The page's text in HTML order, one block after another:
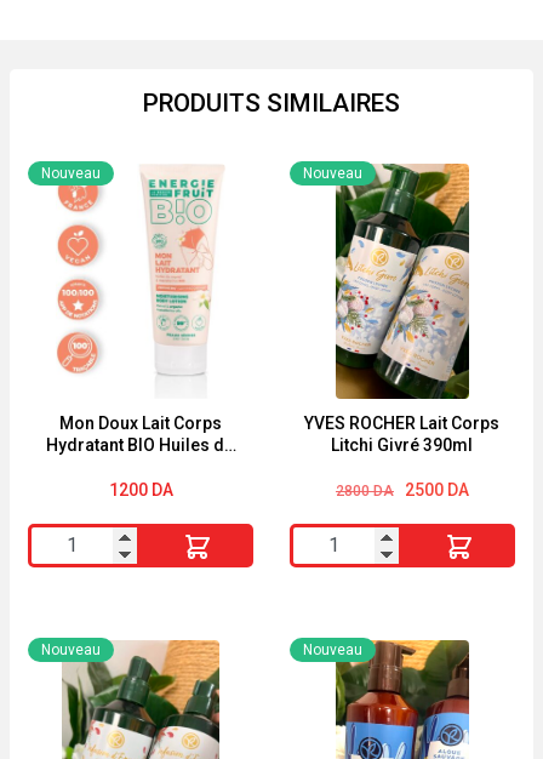
PRODUITS SIMILAIRES
Mon Doux Lait Corps
Hydratant BIO Huiles de
200ml Energie Fruit
Nouveau
1200 DA
quantité
de
Doux
Lait
Corps
Hydratant
YVES ROCHER Lait Corps
Litchi Givré 390ml
Nouveau
2800DA
Le
initial
était :
2800 DA.
2500 DA
Le
actuel
est :
2500 DA.
quantité
de
ROCHER
Lait
Corps
Nouveau Nouveau